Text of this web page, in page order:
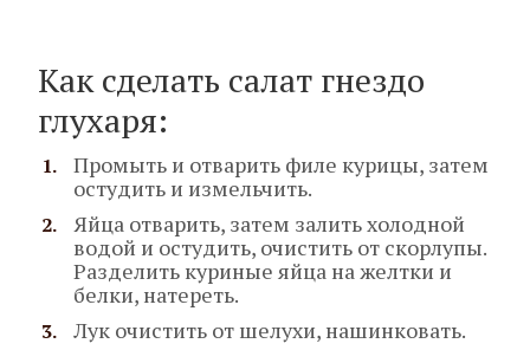
Как сделать салат гнездо
глухаря:
Промыть и отварить филе курицы, затем
остудить и измельчить.
Яйца отварить, затем залить холодной
водой и остудить, очистить от скорлупы.
Разделить куриные яйца на желтки и
белки, натереть.
Лук очистить от шелухи, нашинковать.